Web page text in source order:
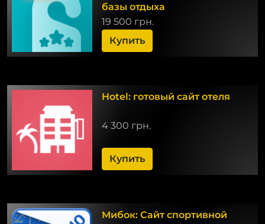
базы отдыха
19 500 грн.
Купить
Hotel: готовый сайт отеля
4 300 грн.
Купить
Мибок: Сайт спортивной